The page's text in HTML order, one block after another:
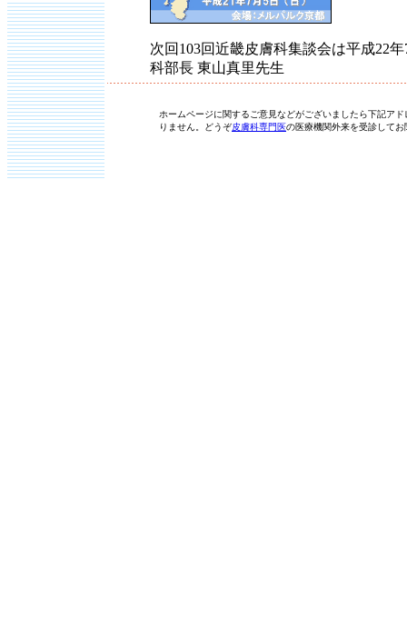
次回103回近畿皮膚科集談会は平成22
科部長 東山真里先生
ホームページに関するご意見などがございましたら下記ア
りません。どうぞ皮膚科専門医の医療機関外来を受診してお